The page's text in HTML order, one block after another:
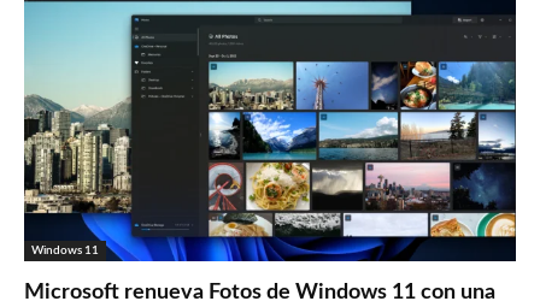
Windows 11
Microsoft renueva Fotos de Windows 11 con una